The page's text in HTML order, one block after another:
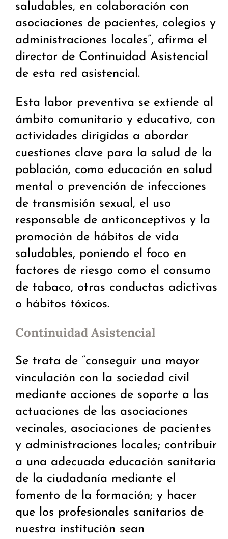
saludables, en colaboración con
asociaciones de pacientes, colegios y
administraciones locales”, afirma el
director de Continuidad Asistencial
de esta red asistencial.
Esta labor preventiva se extiende al
ámbito comunitario y educativo, con
actividades dirigidas a abordar
cuestiones clave para la salud de la
población, como educación en salud
mental o prevención de infecciones
de transmisión sexual, el uso
responsable de anticonceptivos y la
promoción de hábitos de vida
saludables, poniendo el foco en
factores de riesgo como el consumo
de tabaco, otras conductas adictivas
o hábitos tóxicos.
Continuidad Asistencial
Se trata de “conseguir una mayor
vinculación con la sociedad civil
mediante acciones de soporte a las
actuaciones de las asociaciones
vecinales, asociaciones de pacientes
y administraciones locales; contribuir
a una adecuada educación sanitaria
de la ciudadanía mediante el
fomento de la formación; y hacer
que los profesionales sanitarios de
nuestra institución sean